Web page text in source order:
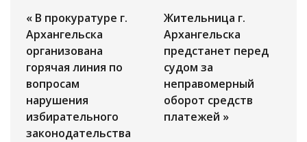
« В прокуратуре г.
Архангельска
организована
горячая линия по
вопросам
нарушения
избирательного
законодательства
Жительница г.
Архангельска
предстанет перед
судом за
неправомерный
оборот средств
платежей »